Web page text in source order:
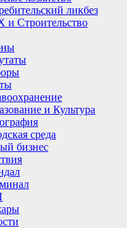
ликбез
Строительство
и Культура
среда
бизнес